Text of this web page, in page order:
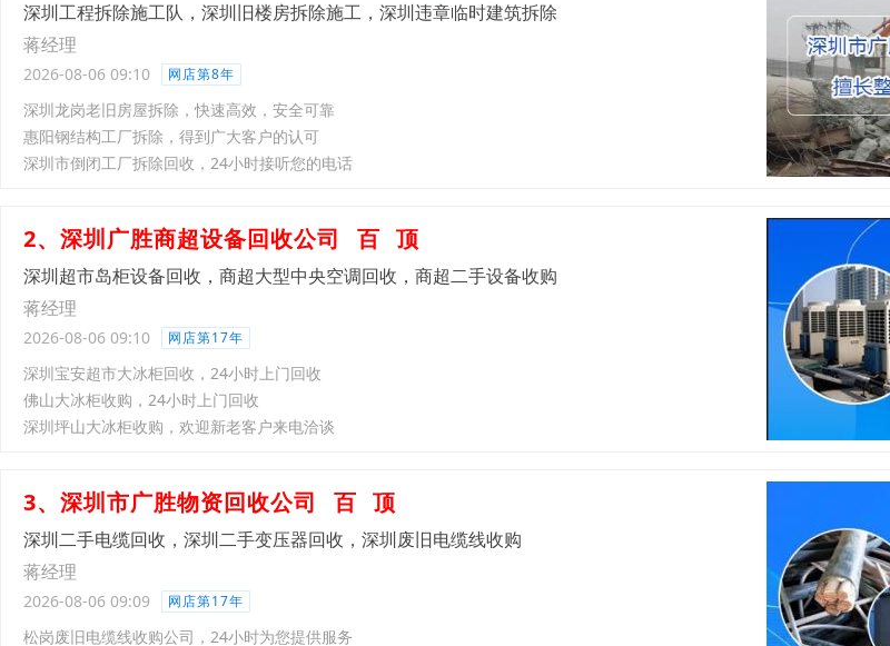
深圳工程拆除施工队，深圳旧楼房拆除施工，深圳违章临时建筑拆除
蒋经理
2026-08-06 09:10 网店第8年
深圳龙岗老旧房屋拆除，快速高效，安全可靠
惠阳钢结构工厂拆除，得到广大客户的认可
深圳市倒闭工厂拆除回收，24小时接听您的电话
2、深圳广胜商超设备回收公司 百 顶
深圳超市岛柜设备回收，商超大型中央空调回收，商超二手设备收购
蒋经理
2026-08-06 09:10 网店第17年
深圳宝安超市大冰柜回收，24小时上门回收
佛山大冰柜收购，24小时上门回收
深圳坪山大冰柜收购，欢迎新老客户来电洽谈
3、深圳市广胜物资回收公司 百 顶
深圳二手电缆回收，深圳二手变压器回收，深圳废旧电缆线收购
蒋经理
2026-08-06 09:09 网店第17年
松岗废旧电缆线收购公司，24小时为您提供服务